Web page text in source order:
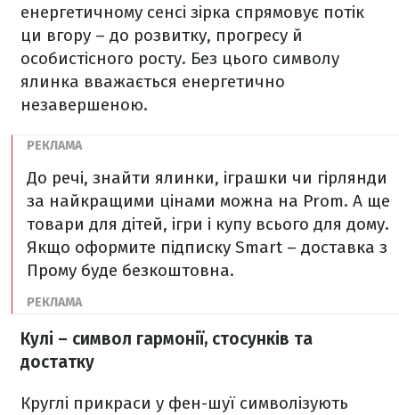
енергетичному сенсі зірка спрямовує потік
ци вгору – до розвитку, прогресу й
особистісного росту. Без цього символу
ялинка вважається енергетично
незавершеною.
До речі, знайти ялинки, іграшки чи гірлянди
за найкращими цінами можна на Prom. А ще
товари для дітей, ігри і купу всього для дому.
Якщо оформите підписку Smart – доставка з
Прому буде безкоштовна.
Кулі – символ гармонії, стосунків та
достатку
Круглі прикраси у фен-шуї символізують